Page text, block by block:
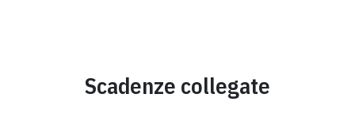
Scadenze collegate